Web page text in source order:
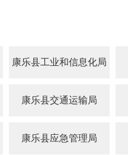
康乐县工业和信息化局
康乐县交通运输局
康乐县应急管理局